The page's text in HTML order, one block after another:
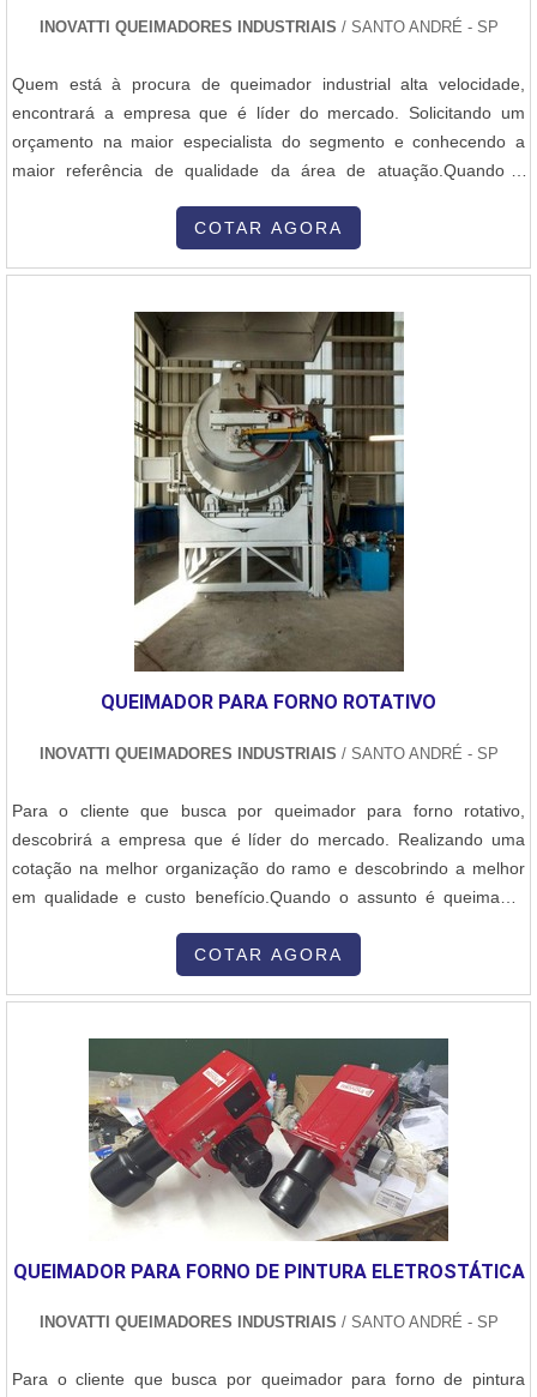
INOVATTI QUEIMADORES INDUSTRIAIS / SANTO ANDRÉ - SP
Quem está à procura de queimador industrial alta velocidade,
encontrará a empresa que é líder do mercado. Solicitando um
orçamento na maior especialista do segmento e conhecendo a
maior referência de qualidade da área de atuação.Quando a
colaboradores da Inovatti Queimadores Industriais o cliente
COTAR AGORA
QUEIMADOR PARA FORNO ROTATIVO
INOVATTI QUEIMADORES INDUSTRIAIS / SANTO ANDRÉ - SP
Para o cliente que busca por queimador para forno rotativo,
descobrirá a empresa que é líder do mercado. Realizando uma
cotação na melhor organização do ramo e descobrindo a melhor
em qualidade e custo benefício.Quando o assunto é queimador
encontrar proteção com soluções para estufas, fornos e
caldeiras.MAIS INFORMAÇÕES SOBRE QUEIMADOR PARA
COTAR AGORA
QUEIMADOR PARA FORNO DE PINTURA ELETROSTÁTICA
INOVATTI QUEIMADORES INDUSTRIAIS / SANTO ANDRÉ - SP
Para o cliente que busca por queimador para forno de pintura